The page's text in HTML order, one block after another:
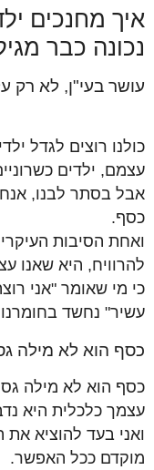
איך מחנכים
נכונה כבר
עושר בעי"ן, לא רק
כולנו רוצים לגדל
עצמם, ילדים
אבל בסתר לבנו,
כסף.
ואחת הסיבות
להרוויח, היא שאנו
כי מי שאומר "אני
עשיר" נחשד
כסף הוא לא מילה
כסף הוא לא מילה
עצמך כלכלית היא
ואני בעד להוציא את
מוקדם ככל האפשר.